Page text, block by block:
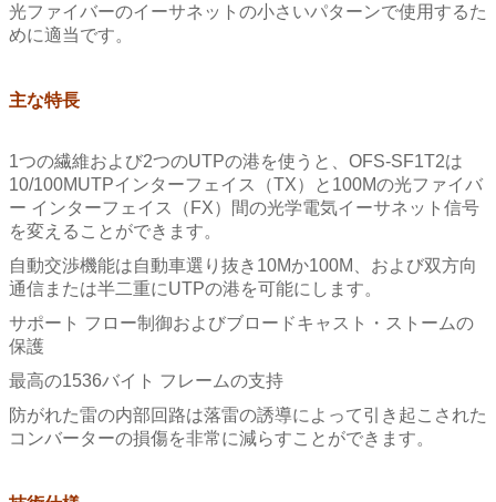
光ファイバーのイーサネットの小さいパターンで使用するた
めに適当です。
主な特長
1つの繊維および2つのUTPの港を使うと、OFS-SF1T2は
10/100MUTPインターフェイス（TX）と100Mの光ファイバ
ー インターフェイス（FX）間の光学電気イーサネット信号
を変えることができます。
自動交渉機能は自動車選り抜き10Mか100M、および双方向
通信または半二重にUTPの港を可能にします。
サポート フロー制御およびブロードキャスト・ストームの
保護
最高の1536バイト フレームの支持
防がれた雷の内部回路は落雷の誘導によって引き起こされた
コンバーターの損傷を非常に減らすことができます。